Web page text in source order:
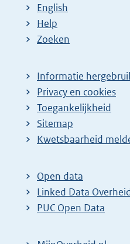
English
Help
Zoeken
Informatie
Privacy en cookies
Toegankelijkheid
Sitemap
E
t
e
r
Kwetsbaarheid
Open data
Linked Data
PUC Open Data